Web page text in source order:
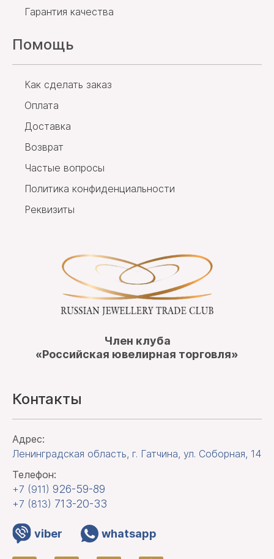
Гарантия качества
Помощь
Как сделать заказ
Оплата
Доставка
Возврат
Частые вопросы
Политика конфиденциальности
Реквизиты
Член клуба
«Российская ювелирная торговля»
Контакты
Адрес:
Ленинградская область, г. Гатчина, ул. Соборная, 14
Телефон:
+7 (911) 926-59-89
+7 (813) 713-20-33
viber whatsapp